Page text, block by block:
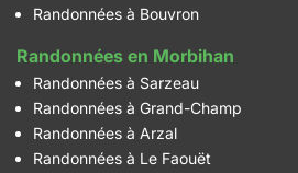
Randonnées à Bouvron
Randonnées en Morbihan
Randonnées à Sarzeau
Randonnées à Grand-Champ
Randonnées à Arzal
Randonnées à Le Faouët